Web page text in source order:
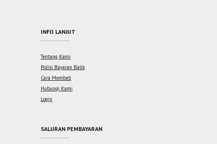
INFO LANJUT
Tentang Kami
Polisi Bayaran Balik
Cara Membeli
Hubungi Kami
Login
SALURAN PEMBAYARAN